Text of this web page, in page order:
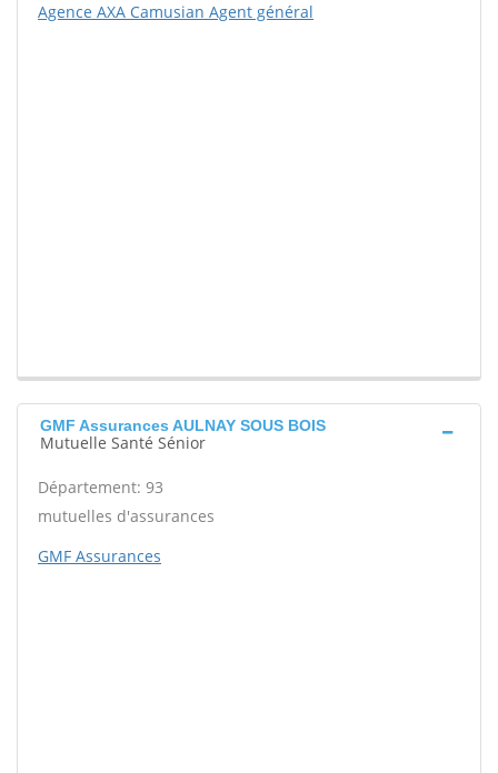
Agence AXA Camusian Agent général
GMF Assurances AULNAY SOUS BOIS
Mutuelle Santé Sénior
Département: 93
mutuelles d'assurances
GMF Assurances